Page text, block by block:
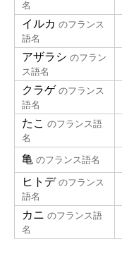
名
イルカ のフランス
語名
アザラシ のフラン
ス語名
クラゲ のフランス
語名
たこ のフランス語
名
亀 のフランス語名
ヒトデ のフランス
語名
カニ のフランス語
名